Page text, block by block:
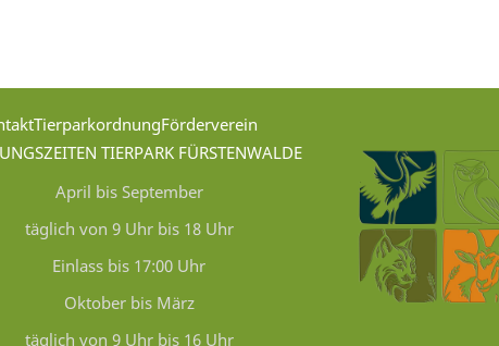
TierparkordnungFörderverein
TIERPARK FÜRSTENWALDE
April bis September
täglich von 9 Uhr bis 18 Uhr
Einlass bis 17:00 Uhr
Oktober bis März
täglich von 9 Uhr bis 16 Uhr